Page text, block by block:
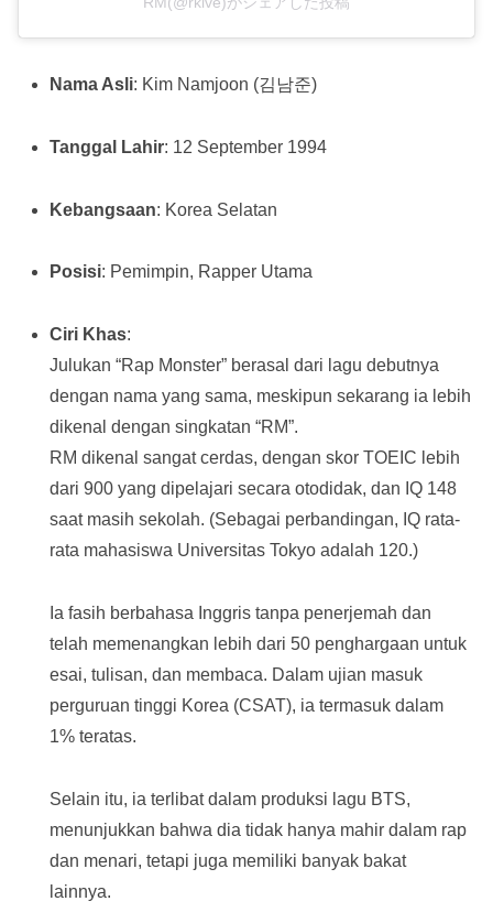
Nama Asli: Kim Namjoon (김남준)
Tanggal Lahir: 12 September 1994
Kebangsaan: Korea Selatan
Posisi: Pemimpin, Rapper Utama
Ciri Khas:
Julukan “Rap Monster” berasal dari lagu debutnya
dengan nama yang sama, meskipun sekarang ia lebih
dikenal dengan singkatan “RM”.
RM dikenal sangat cerdas, dengan skor TOEIC lebih
dari 900 yang dipelajari secara otodidak, dan IQ 148
saat masih sekolah. (Sebagai perbandingan, IQ rata-
rata mahasiswa Universitas Tokyo adalah 120.)
Ia fasih berbahasa Inggris tanpa penerjemah dan
telah memenangkan lebih dari 50 penghargaan untuk
esai, tulisan, dan membaca. Dalam ujian masuk
perguruan tinggi Korea (CSAT), ia termasuk dalam
1% teratas.
Selain itu, ia terlibat dalam produksi lagu BTS,
menunjukkan bahwa dia tidak hanya mahir dalam rap
dan menari, tetapi juga memiliki banyak bakat
lainnya.